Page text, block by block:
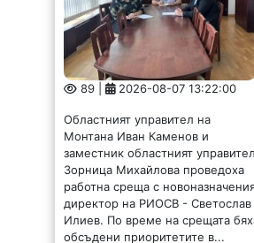
89 | 2026-08-07 13:22:00
Областният управител на
Монтана Иван Каменов и
Зорница Михайлова проведоха
работна среща с новоназначения
директор на РИОСВ - Светослав
Илиев. По време на срещата бяха
обсъдени приоритетите в...